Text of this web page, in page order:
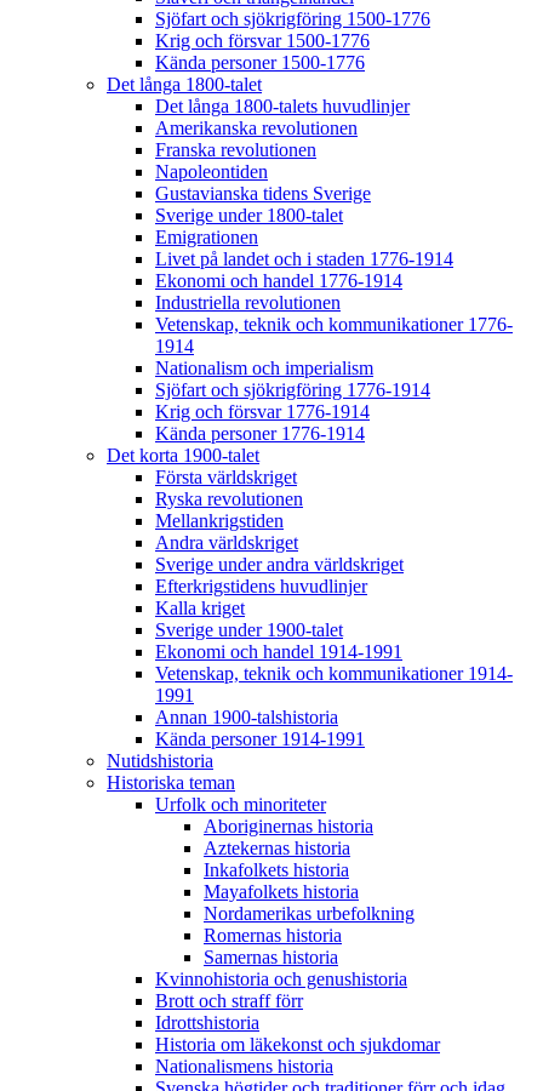
Sjöfart och sjökrigföring 1500-1776
Krig och försvar 1500-1776
Kända personer 1500-1776
Det långa 1800-talet
Det långa 1800-talets huvudlinjer
Amerikanska revolutionen
Franska revolutionen
Napoleontiden
Gustavianska tidens Sverige
Sverige under 1800-talet
Emigrationen
Livet på landet och i staden 1776-1914
Ekonomi och handel 1776-1914
Industriella revolutionen
Vetenskap, teknik och kommunikationer 1776-
1914
Nationalism och imperialism
Sjöfart och sjökrigföring 1776-1914
Krig och försvar 1776-1914
Kända personer 1776-1914
Det korta 1900-talet
Första världskriget
Ryska revolutionen
Mellankrigstiden
Andra världskriget
Sverige under andra världskriget
Efterkrigstidens huvudlinjer
Kalla kriget
Sverige under 1900-talet
Ekonomi och handel 1914-1991
Vetenskap, teknik och kommunikationer 1914-
1991
Annan 1900-talshistoria
Kända personer 1914-1991
Nutidshistoria
Historiska teman
Urfolk och minoriteter
Aboriginernas historia
Aztekernas historia
Inkafolkets historia
Mayafolkets historia
Nordamerikas urbefolkning
Romernas historia
Samernas historia
Kvinnohistoria och genushistoria
Brott och straff förr
Idrottshistoria
Historia om läkekonst och sjukdomar
Nationalismens historia